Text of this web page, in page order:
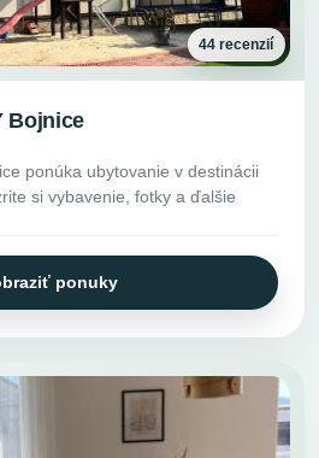
44 recenzií
Bojnice
ponúka ubytovanie v destinácii
si vybavenie, fotky a ďalšie
ponuky